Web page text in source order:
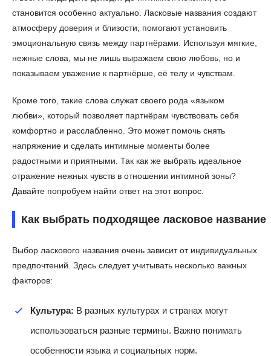
становится особенно актуально. Ласковые названия создают
атмосферу доверия и близости, помогают установить
эмоциональную связь между партнёрами. Используя мягкие,
нежные слова, мы не лишь выражаем свою любовь, но и
показываем уважение к партнёрше, её телу и чувствам.
Кроме того, такие слова служат своего рода «языком
любви», который позволяет партнёрам чувствовать себя
комфортно и расслабленно. Это может помочь снять
напряжение и сделать интимные моменты более
радостными и приятными. Так как же выбрать идеальное
отражение нежных чувств в отношении интимной зоны?
Давайте попробуем найти ответ на этот вопрос.
Как выбрать подходящее ласковое название
Выбор ласкового названия очень зависит от индивидуальных
предпочтений. Здесь следует учитывать несколько важных
факторов:
Культура: В разных культурах и странах могут
использоваться разные термины. Важно понимать
особенности языка и социальных норм.